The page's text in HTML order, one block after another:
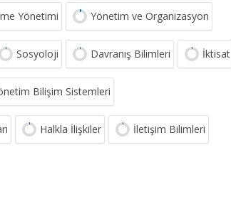
Yönetimi Yönetim ve Organizasyon
Sosyoloji Davranış Bilimleri İktisat
Bilişim Sistemleri
Halkla İlişkiler İletişim Bilimleri